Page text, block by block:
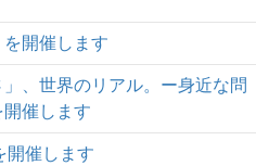
開催します
、世界のリアル。ー身近な問
催します
開催します